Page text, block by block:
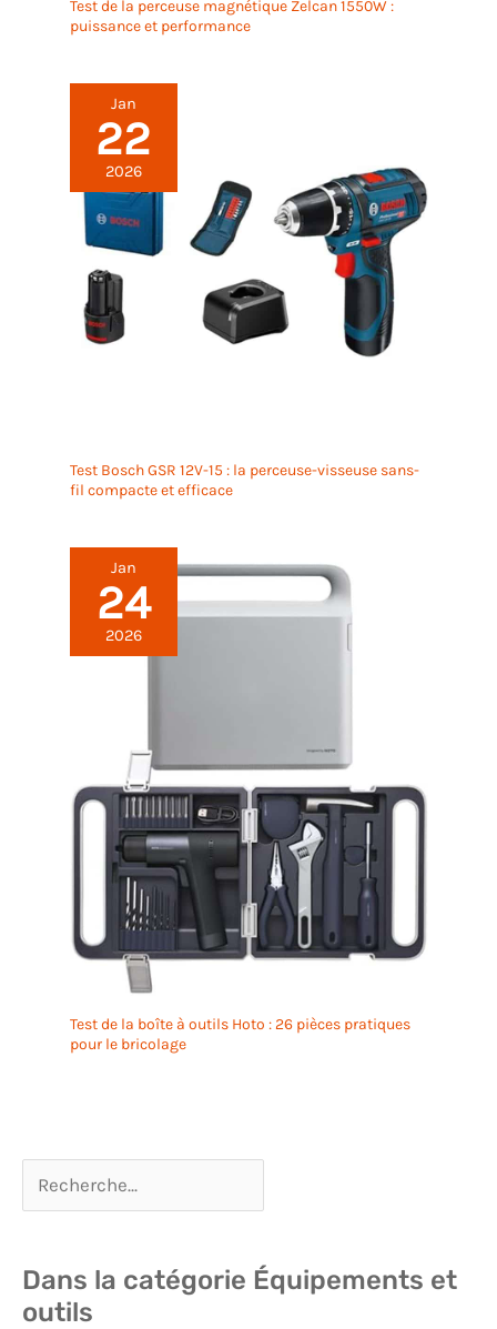
Test de la perceuse magnétique Zelcan 1550W :
puissance et performance
Jan
22
2026
Test Bosch GSR 12V-15 : la perceuse-visseuse sans-
fil compacte et efficace
Jan
24
2026
Test de la boîte à outils Hoto : 26 pièces pratiques
pour le bricolage
Dans la catégorie Équipements et
outils